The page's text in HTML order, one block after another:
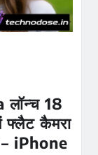
18
कैमरा
iPhone